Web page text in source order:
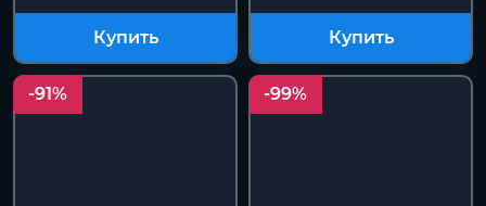
Купить Купить
-91% -99%